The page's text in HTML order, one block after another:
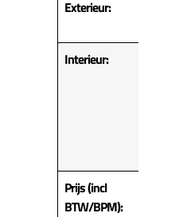
Exterieur:
Interieur:
Prijs (incl
BTW/BPM):